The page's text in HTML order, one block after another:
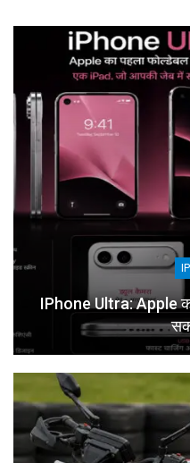
IPhone Ultra: Apple